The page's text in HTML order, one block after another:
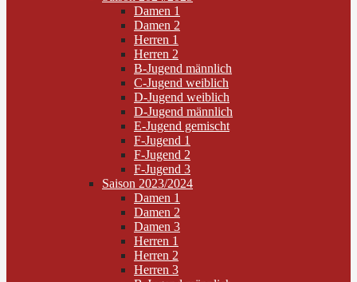
Damen 1
Damen 2
Herren 1
Herren 2
B-Jugend männlich
C-Jugend weiblich
D-Jugend weiblich
D-Jugend männlich
E-Jugend gemischt
F-Jugend 1
F-Jugend 2
F-Jugend 3
Saison 2023/2024
Damen 1
Damen 2
Damen 3
Herren 1
Herren 2
Herren 3